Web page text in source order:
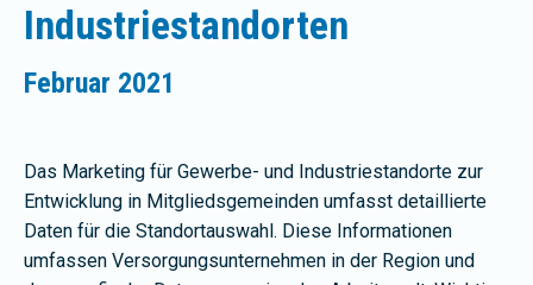
Industriestandorten
Februar 2021
Das Marketing für Gewerbe- und Industriestandorte zur
Entwicklung in Mitgliedsgemeinden umfasst detaillierte
Daten für die Standortauswahl. Diese Informationen
umfassen Versorgungsunternehmen in der Region und